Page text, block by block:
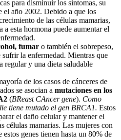
para disminuir los síntomas, su
el año 2002. Debido a que los
de las células mamarias,
esta hormona puede aumentar el
fumar o también el sobrepeso,
la enfermedad. Mientras que
regular y una dieta saludable
de los casos de cánceres de
se asocian a mutaciones en los
(BReast CAncer gene). Como
tiene mutado el gen BRCA1. Estos
el daño celular y mantener el
células mamarias. Las mujeres con
genes tienen hasta un 80% de